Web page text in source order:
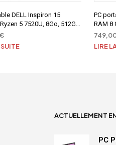
DELL Inspiron 15
5 7520U, 8Go, 512Go,
PC
RAM 8
– Intel
LIRE
ACTUELLEMENT
PC